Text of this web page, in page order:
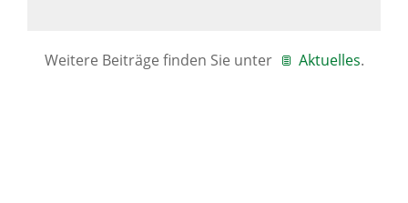
Weitere Beiträge finden Sie unter Aktuelles.